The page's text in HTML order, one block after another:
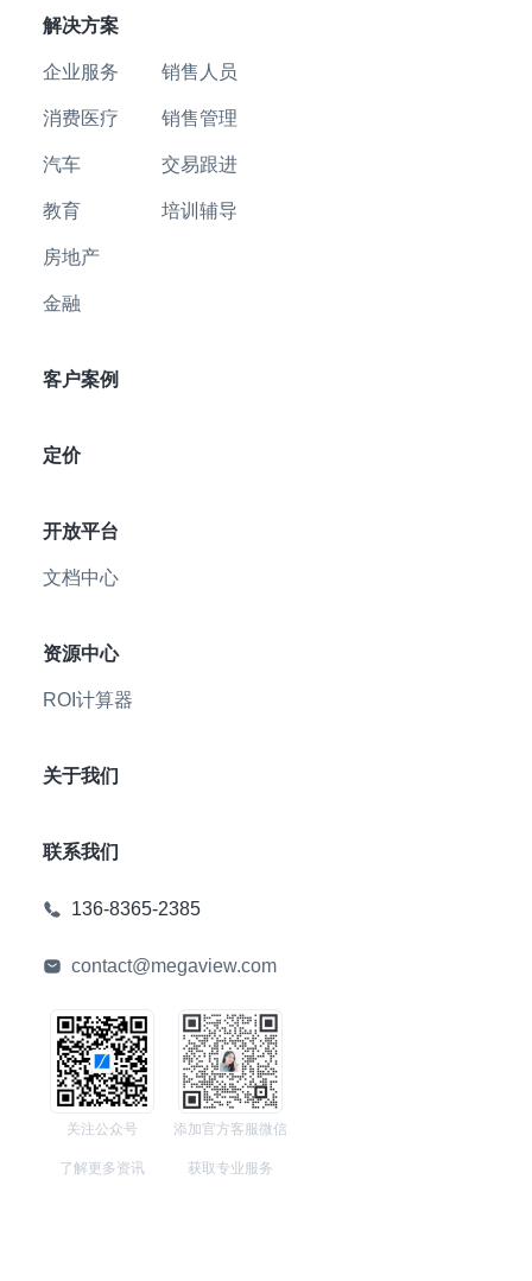
解决方案
企业服务
消费医疗
汽车
教育
房地产
金融
销售人员
销售管理
交易跟进
培训辅导
客户案例
定价
开放平台
文档中心
资源中心
ROI计算器
关于我们
联系我们
136-8365-2385
contact@megaview.com
关注公众号
了解更多资讯
添加官方客服微信
获取专业服务